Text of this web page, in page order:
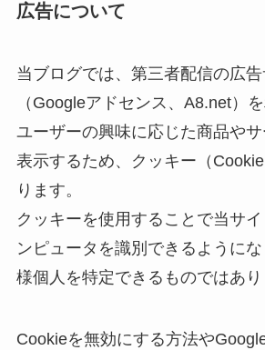
広告について
当ブログでは、第三者配信の広
（Googleアドセンス、A8.net）
ユーザーの興味に応じた商品や
表示するため、クッキー（
ります。
クッキーを使用することで当サ
ンピュータを識別できるように
様個人を特定できるものではあり
Cookieを無効にする方法や